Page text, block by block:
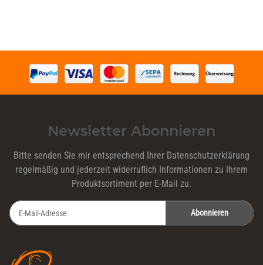
Newsletter Abonnieren
Bitte senden Sie mir entsprechend Ihrer Datenschutzerklärung
regelmäßig und jederzeit widerruflich Informationen zu Ihrem
Produktsortiment per E-Mail zu.
Abonnieren